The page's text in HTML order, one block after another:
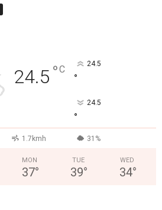
24.5 °C 24.5
°
24.5
°
1.7kmh 31%
MON
37°
TUE
39°
WED
34°